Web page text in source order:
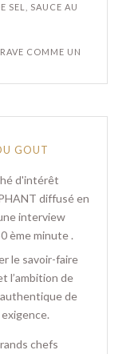
SEL, SAUCE AU
COMME UN
GOUT
d'intérêt
diffusé en
interview
ème minute .
le savoir-faire
l’ambition de
de
chefs